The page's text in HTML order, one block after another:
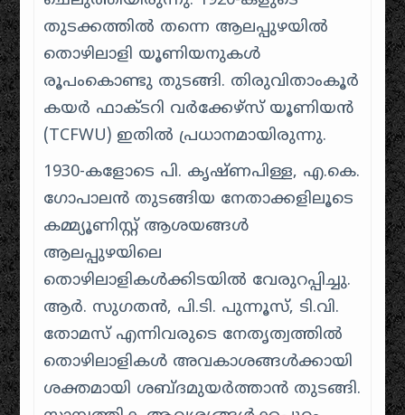
തുടക്കത്തിൽ തന്നെ ആലപ്പുഴയിൽ
തൊഴിലാളി യൂണിയനുകൾ
രൂപംകൊണ്ടു തുടങ്ങി. തിരുവിതാംകൂർ
കയർ ഫാക്ടറി വർക്കേഴ്സ് യൂണിയൻ
(TCFWU) ഇതിൽ പ്രധാനമായിരുന്നു.
1930-കളോടെ പി. കൃഷ്ണപിള്ള, എ.കെ.
ഗോപാലൻ തുടങ്ങിയ നേതാക്കളിലൂടെ
കമ്മ്യൂണിസ്റ്റ് ആശയങ്ങൾ
ആലപ്പുഴയിലെ
തൊഴിലാളികൾക്കിടയിൽ വേരുറപ്പിച്ചു.
ആർ. സുഗതൻ, പി.ടി. പുന്നൂസ്, ടി.വി.
തോമസ് എന്നിവരുടെ നേതൃത്വത്തിൽ
തൊഴിലാളികൾ അവകാശങ്ങൾക്കായി
ശക്തമായി ശബ്ദമുയർത്താൻ തുടങ്ങി.